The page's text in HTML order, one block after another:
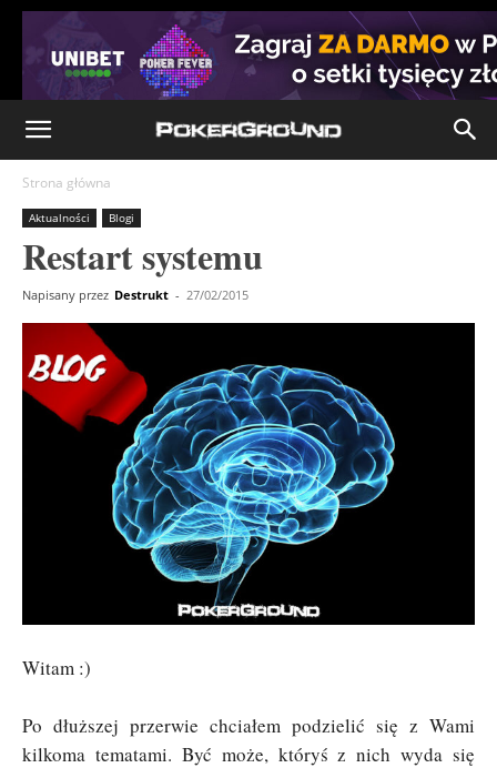
Strona główna
Aktualności Blogi
Restart systemu
Napisany przez Destrukt - 27/02/2015
Witam :)
Po dłuższej przerwie chciałem podzielić się z Wami
kilkoma tematami. Być może, któryś z nich wyda się